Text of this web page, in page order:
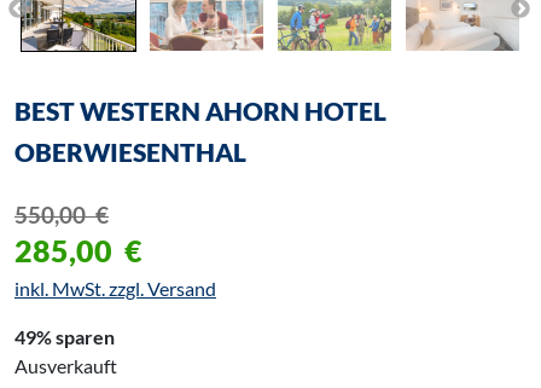
BEST WESTERN AHORN HOTEL
OBERWIESENTHAL
550,00€
285,00 €
inkl. MwSt. zzgl. Versand
49% sparen
Ausverkauft